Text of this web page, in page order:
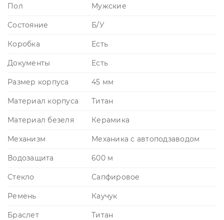
Пол Мужские
Состояние Б/У
Коробка Есть
Документы Есть
Размер корпуса 45 мм
Материал корпуса Титан
Материал безеля Керамика
Механизм Механика с автоподзаводом
Водозащита 600 м
Стекло Сапфировое
Ремень Каучук
Браслет Титан